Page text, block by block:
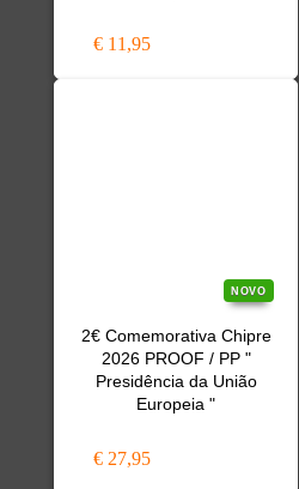
€ 11,95
NOVO
2€ Comemorativa Chipre
2026 PROOF / PP "
Presidência da União
Europeia "
€ 27,95